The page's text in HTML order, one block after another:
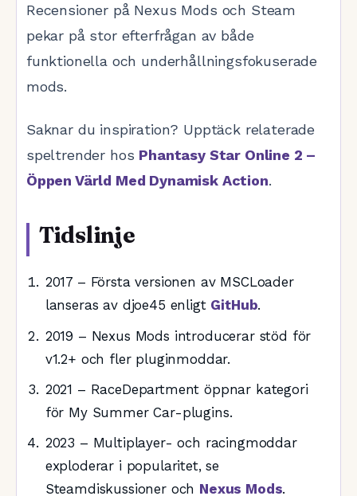
Recensioner på Nexus Mods och Steam
pekar på stor efterfrågan av både
funktionella och underhållningsfokuserade
mods.
Saknar du inspiration? Upptäck relaterade
speltrender hos Phantasy Star Online 2 –
Öppen Värld Med Dynamisk Action.
Tidslinje
2017 – Första versionen av MSCLoader
lanseras av djoe45 enligt GitHub.
2019 – Nexus Mods introducerar stöd för
v1.2+ och fler pluginmoddar.
2021 – RaceDepartment öppnar kategori
för My Summer Car-plugins.
2023 – Multiplayer- och racingmoddar
exploderar i popularitet, se
Steamdiskussioner och Nexus Mods.